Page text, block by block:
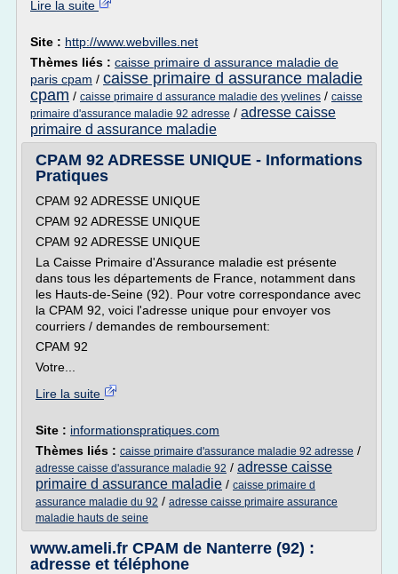
Lire la suite
Site : http://www.webvilles.net
Thèmes liés : caisse primaire d assurance maladie de
paris cpam / caisse primaire d assurance maladie
cpam / caisse primaire d assurance maladie des yvelines / caisse
primaire d'assurance maladie 92 adresse / adresse caisse
primaire d assurance maladie
CPAM 92 ADRESSE UNIQUE - Informations
Pratiques
CPAM 92 ADRESSE UNIQUE
CPAM 92 ADRESSE UNIQUE
CPAM 92 ADRESSE UNIQUE
La Caisse Primaire d'Assurance maladie est présente
dans tous les départements de France, notamment dans
les Hauts-de-Seine (92). Pour votre correspondance avec
la CPAM 92, voici l'adresse unique pour envoyer vos
courriers / demandes de remboursement:
CPAM 92
Votre...
Lire la suite
Site : informationspratiques.com
Thèmes liés : caisse primaire d'assurance maladie 92 adresse /
adresse caisse d'assurance maladie 92 / adresse caisse
primaire d assurance maladie / caisse primaire d
assurance maladie du 92 / adresse caisse primaire assurance
maladie hauts de seine
www.ameli.fr CPAM de Nanterre (92) :
adresse et téléphone